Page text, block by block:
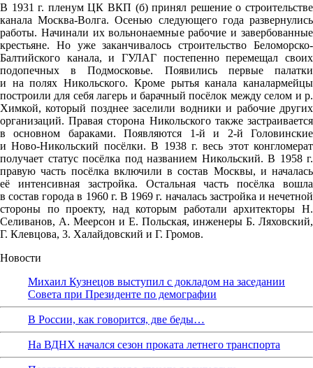
В 1931 г. пленум ЦК ВКП (б) принял решение о строительстве
канала Москва-Волга. Осенью следующего года развернулись
работы. Начинали их вольнонаемные рабочие и завербованные
крестьяне. Но уже заканчивалось строительство Беломорско-
Балтийского канала, и ГУЛАГ постепенно перемещал своих
подопечных в Подмосковье. Появились первые палатки
и на полях Никольского. Кроме рытья канала каналармейцы
построили для себя лагерь и барачный посёлок между селом и р.
Химкой, который позднее заселили водники и рабочие других
организаций. Правая сторона Никольского также застраивается
в основном бараками. Появляются 1-й и 2-й Головинские
и Ново-Никольский посёлки. В 1938 г. весь этот конгломерат
получает статус посёлка под названием Никольский. В 1958 г.
правую часть посёлка включили в состав Москвы, и началась
её интенсивная застройка. Остальная часть посёлка вошла
в состав города в 1960 г. В 1969 г. началась застройка и нечетной
стороны по проекту, над которым работали архитекторы Н.
Селиванов, А. Меерсон и Е. Польская, инженеры Б. Ляховский,
Г. Клевцова, 3. Халайдовский и Г. Громов.
Новости
Михаил Кузнецов выступил с докладом на заседании
Совета при Президенте по демографии
В России, как говорится, две беды…
На ВДНХ начался сезон проката летнего транспорта